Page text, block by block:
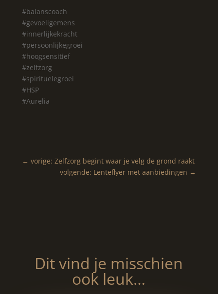
#balanscoach
#gevoeligemens
#innerlijkekracht
#persoonlijkegroei
#hoogsensitief
#zelfzorg
#spirituelegroei
#HSP
#Aurelia
← vorige: Zelfzorg begint waar je velg de grond raakt
volgende: Lenteflyer met aanbiedingen →
Dit vind je misschien
ook leuk…